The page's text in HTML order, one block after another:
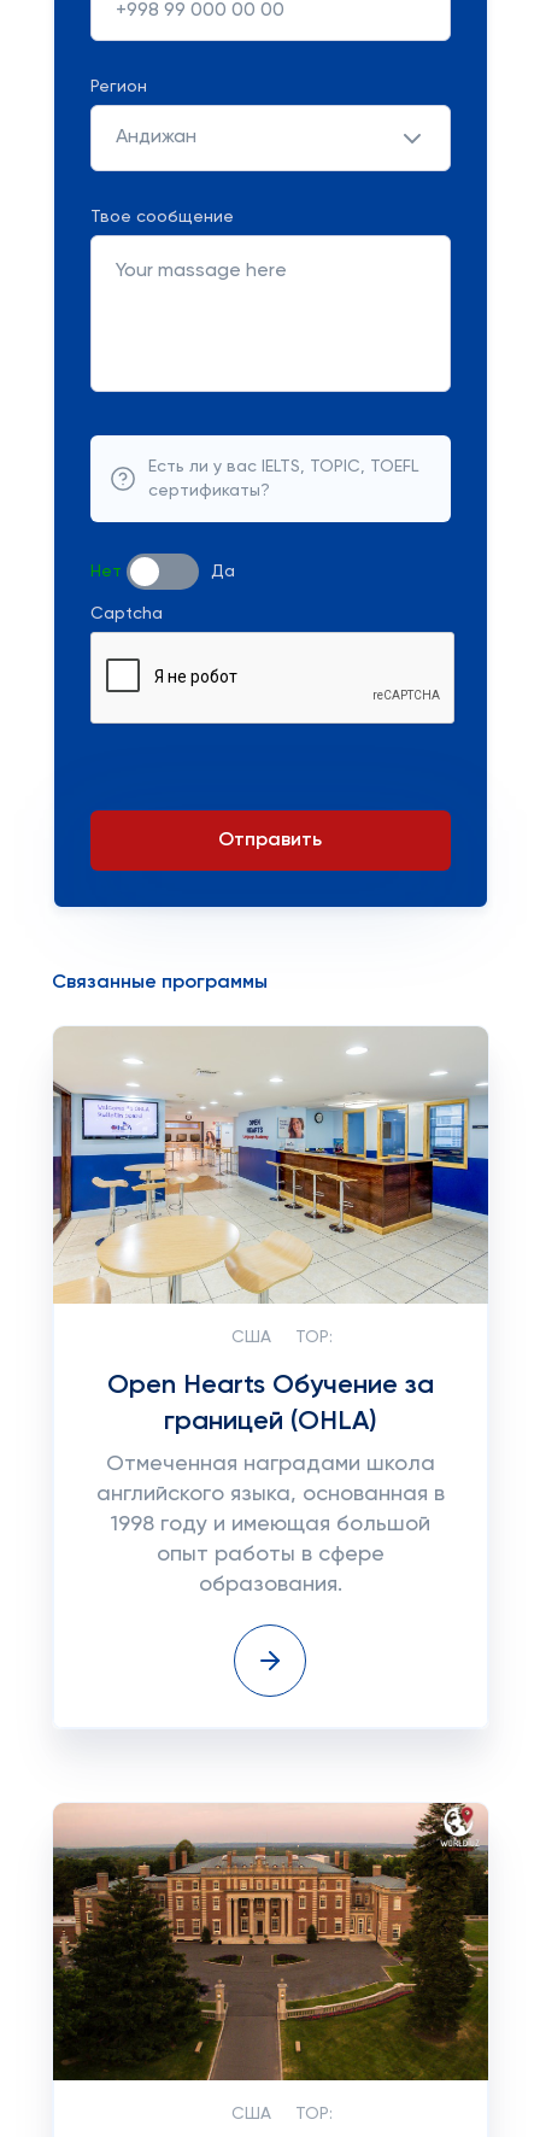
Регион
Андижан
Твое сообщение
Есть ли у вас IELTS, TOPIC, TOEFL
сертификаты?
Нет Да
Captcha
Отправить
Связанные программы
США TOP:
Open Hearts Обучение за
границей (OHLA)
Отмеченная наградами школа
английского языка, основанная в
1998 году и имеющая большой
опыт работы в сфере
образования.
США TOP: